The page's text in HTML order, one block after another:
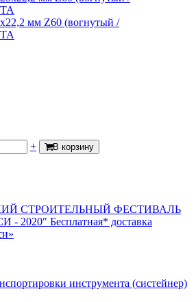
мм Z60 (вогнутый /
+ В корзину
СТРОИТЕЛЬНЫЙ ФЕСТИВАЛЬ
- 2020" Бесплатная* доставка
инструмента (систейнер)